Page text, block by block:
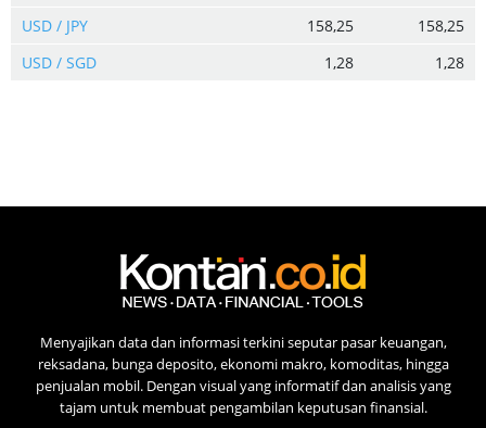
USD / JPY
158,25
158,25
USD / SGD
1,28 1,28
Menyajikan data dan informasi terkini seputar pasar keuangan,
reksadana, bunga deposito, ekonomi makro, komoditas, hingga
penjualan mobil. Dengan visual yang informatif dan analisis yang
tajam untuk membuat pengambilan keputusan finansial.